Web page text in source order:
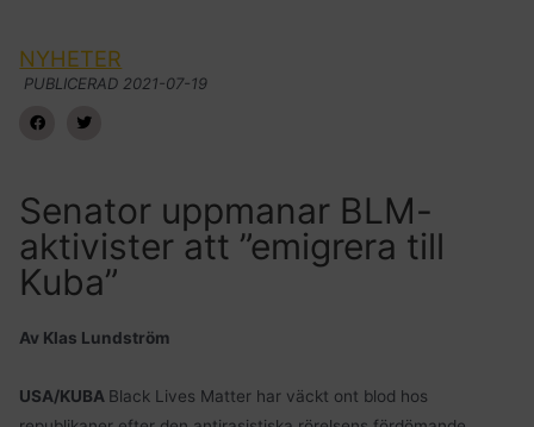
NYHETER
PUBLICERAD 2021-07-19
Senator uppmanar BLM-
aktivister att ”emigrera till
Kuba”
Av Klas Lundström
USA/KUBA Black Lives Matter har väckt ont blod hos